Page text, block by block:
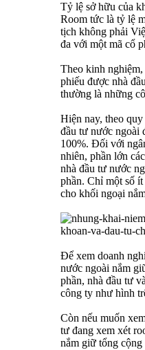
Tỷ lệ sở hữu của
Room tức là tỷ lệ
tịch không phải
đa với một mã cổ
Theo kinh
phiếu được nhà
thường là những
Hiện nay, theo
đầu tư nước ngoài
100%. Đối với
nhiên, phần lớn
nhà đầu tư nước
phần. Chỉ một số
cho khối ngoại
Để xem doanh
nước ngoài nắm
phần, nhà đầu tư
công ty như hình
Còn nếu muốn
tư đang xem xét
nắm giữ tổng